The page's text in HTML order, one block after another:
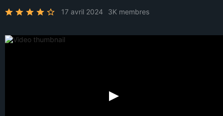
17 avril 2024 3K membres